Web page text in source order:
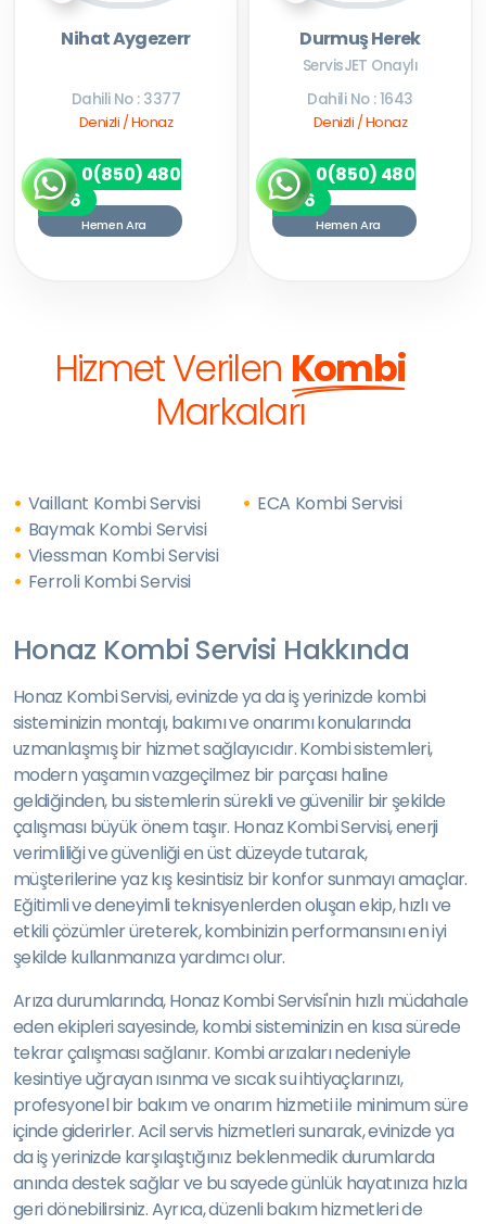
Nihat Aygezerr
Dahili No : 3377
Denizli / Honaz
0(850) 480
7256
Hemen Ara
Durmuş Herek
ServisJET Onaylı
Dahili No : 1643
Denizli / Honaz
0(850) 480
7256
Hemen Ara
Hizmet Verilen Kombi
Markaları
Vaillant Kombi Servisi
ECA Kombi Servisi
Baymak Kombi Servisi
Viessman Kombi Servisi
Ferroli Kombi Servisi
Honaz Kombi Servisi Hakkında
Honaz Kombi Servisi, evinizde ya da iş yerinizde kombi
sisteminizin montajı, bakımı ve onarımı konularında
uzmanlaşmış bir hizmet sağlayıcıdır. Kombi sistemleri,
modern yaşamın vazgeçilmez bir parçası haline
geldiğinden, bu sistemlerin sürekli ve güvenilir bir şekilde
çalışması büyük önem taşır. Honaz Kombi Servisi, enerji
verimliliği ve güvenliği en üst düzeyde tutarak,
müşterilerine yaz kış kesintisiz bir konfor sunmayı amaçlar.
Eğitimli ve deneyimli teknisyenlerden oluşan ekip, hızlı ve
etkili çözümler üreterek, kombinizin performansını en iyi
şekilde kullanmanıza yardımcı olur.
Arıza durumlarında, Honaz Kombi Servisi'nin hızlı müdahale
eden ekipleri sayesinde, kombi sisteminizin en kısa sürede
tekrar çalışması sağlanır. Kombi arızaları nedeniyle
kesintiye uğrayan ısınma ve sıcak su ihtiyaçlarınızı,
profesyonel bir bakım ve onarım hizmeti ile minimum süre
içinde giderirler. Acil servis hizmetleri sunarak, evinizde ya
da iş yerinizde karşılaştığınız beklenmedik durumlarda
anında destek sağlar ve bu sayede günlük hayatınıza hızla
geri dönebilirsiniz. Ayrıca, düzenli bakım hizmetleri de